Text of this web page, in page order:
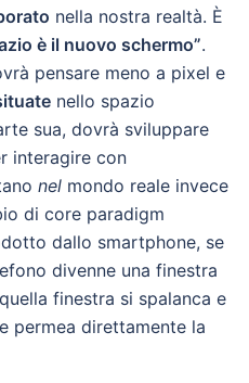
nella nostra realtà. È
è il nuovo schermo”.
pensare meno a pixel e
nello spazio
sua, dovrà sviluppare
interagire con
nel mondo reale invece
di core paradigm
dallo smartphone, se
divenne una finestra
finestra si spalanca e
permea direttamente la